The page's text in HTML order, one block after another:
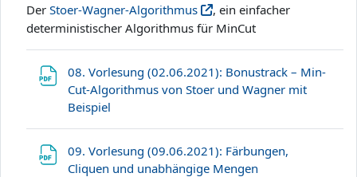
Der Stoer-Wagner-Algorithmus
, ein einfacher
deterministischer Algorithmus für MinCut
08. Vorlesung (02.06.2021): Bonustrack – Min-
Cut-Algorithmus von Stoer und Wagner mit
Beispiel
09. Vorlesung (09.06.2021): Färbungen,
Cliquen und unabhängige Mengen